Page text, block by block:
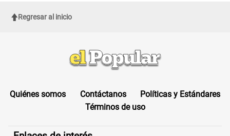
Regresar al inicio
Quiénes somos Contáctanos
Políticas y Estándares
Términos de uso